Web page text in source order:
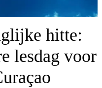
hitte:
lesdag voor